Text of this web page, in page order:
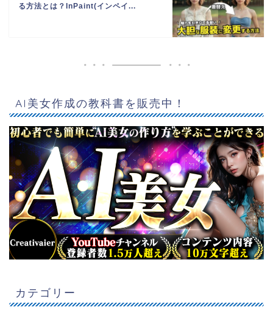
る方法とは？InPaint(インペイ...
AI美女作成の教科書を販売中！
カテゴリー